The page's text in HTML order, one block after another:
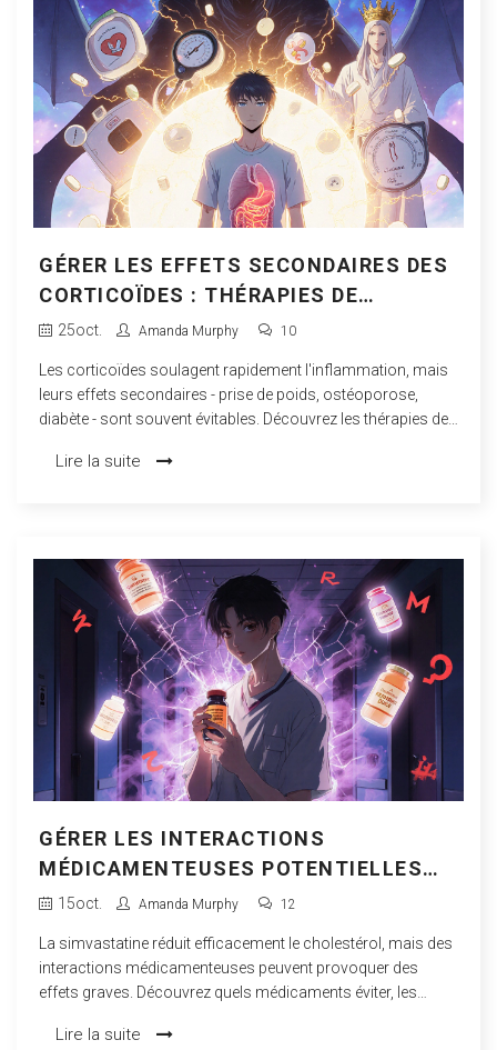
GÉRER LES EFFETS SECONDAIRES DES
CORTICOÏDES : THÉRAPIES DE
SOUTIEN ESSENTIELLES
25oct. Amanda Murphy 10
Les corticoïdes soulagent rapidement l'inflammation, mais
leurs effets secondaires - prise de poids, ostéoporose,
diabète - sont souvent évitables. Découvrez les thérapies de
Lire la suite
GÉRER LES INTERACTIONS
MÉDICAMENTEUSES POTENTIELLES
AVEC LA SIMVASTATINE
15oct. Amanda Murphy 12
La simvastatine réduit efficacement le cholestérol, mais des
interactions médicamenteuses peuvent provoquer des
effets graves. Découvrez quels médicaments éviter, les
Lire la suite